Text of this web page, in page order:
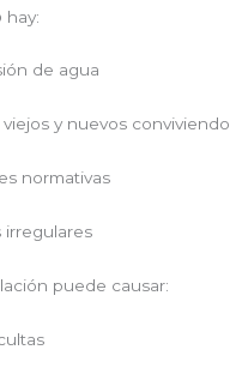
hay:
de agua
viejos y nuevos conviviendo
normativas
irregulares
puede causar: